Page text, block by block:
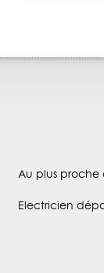
Au plus
Electricien